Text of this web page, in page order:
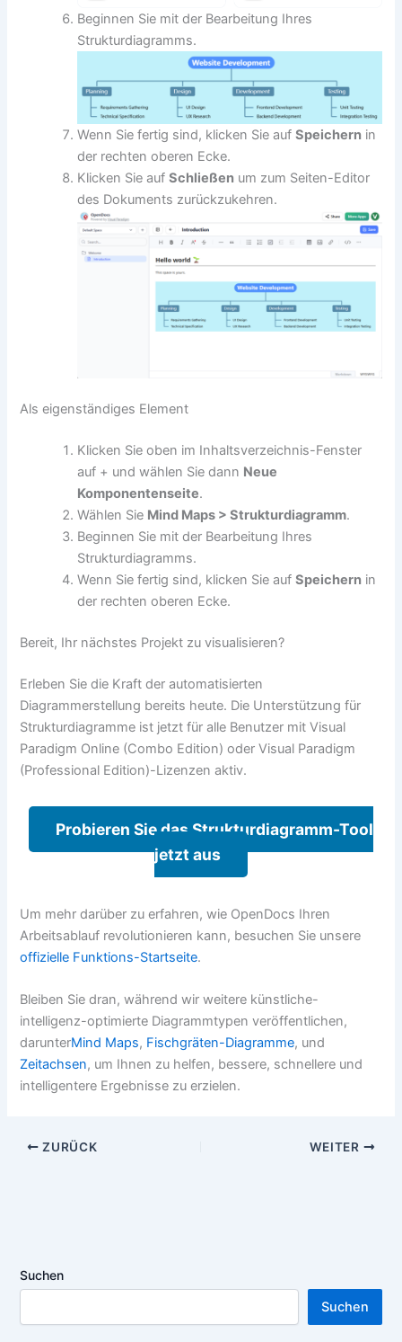
Beginnen Sie mit der Bearbeitung Ihres
Strukturdiagramms.
Wenn Sie fertig sind, klicken Sie aufSpeichern in
der rechten oberen Ecke.
Klicken Sie aufSchließen um zum Seiten-Editor
des Dokuments zurückzukehren.
Als eigenständiges Element
Klicken Sie oben im Inhaltsverzeichnis-Fenster
auf + und wählen Sie dann Neue
Komponentenseite.
Wählen Sie Mind Maps > Strukturdiagramm.
Beginnen Sie mit der Bearbeitung Ihres
Strukturdiagramms.
Wenn Sie fertig sind, klicken Sie aufSpeichern in
der rechten oberen Ecke.
Bereit, Ihr nächstes Projekt zu visualisieren?
Erleben Sie die Kraft der automatisierten
Diagrammerstellung bereits heute. Die Unterstützung für
Strukturdiagramme ist jetzt für alle Benutzer mit Visual
Paradigm Online (Combo Edition) oder Visual Paradigm
(Professional Edition)-Lizenzen aktiv.
Probieren Sie das Strukturdiagramm-Tool
jetzt aus
Um mehr darüber zu erfahren, wie OpenDocs Ihren
Arbeitsablauf revolutionieren kann, besuchen Sie unsere
offizielle Funktions-Startseite.
Bleiben Sie dran, während wir weitere künstliche-
intelligenz-optimierte Diagrammtypen veröffentlichen,
darunterMind Maps, Fischgräten-Diagramme, und
Zeitachsen, um Ihnen zu helfen, bessere, schnellere und
intelligentere Ergebnisse zu erzielen.
ZURÜCK WEITER
Suchen
Suchen